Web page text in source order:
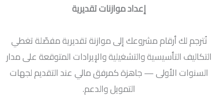
إعداد موازنات تقديرية
نُترجم لك أرقام مشروعك إلى موازنة تقديرية مفصّلة تغطي
التكاليف التأسيسية والتشغيلية والإيرادات المتوقعة على مدار
السنوات الأولى — جاهزة كمرفق مالي عند التقديم لجهات
التمويل والدعم.